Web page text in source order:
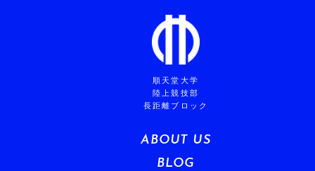
順天堂大学
陸上競技部
長距離ブロック
ABOUT US
BLOG